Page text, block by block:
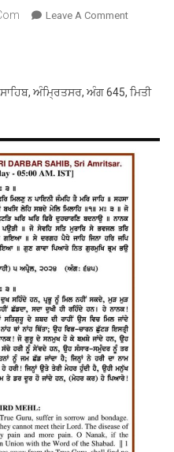
Leave A CommentOn
ਹੁਕਮਨਾਮਾ
ਸਾਹਿਬ,
ਅੰਮ੍ਰਿਤਸਰ,
645
ਅੰਮ੍ਰਿਤਸਰ, ਅੰਗ 645, ਮਿਤੀ